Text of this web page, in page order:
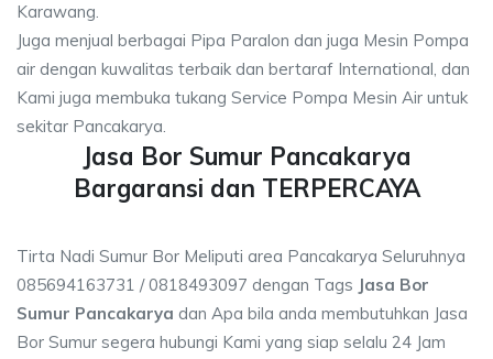
Karawang.
Juga menjual berbagai Pipa Paralon dan juga Mesin Pompa
air dengan kuwalitas terbaik dan bertaraf International, dan
Kami juga membuka tukang Service Pompa Mesin Air untuk
sekitar Pancakarya.
Jasa Bor Sumur Pancakarya
Bargaransi dan TERPERCAYA
Tirta Nadi Sumur Bor Meliputi area Pancakarya Seluruhnya
085694163731 / 0818493097 dengan Tags Jasa Bor
Sumur Pancakarya dan Apa bila anda membutuhkan Jasa
Bor Sumur segera hubungi Kami yang siap selalu 24 Jam